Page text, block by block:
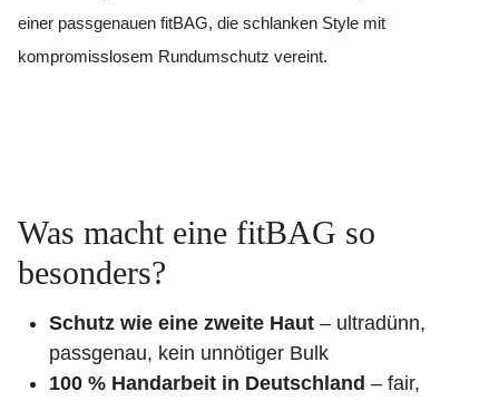
einer passgenauen fitBAG, die schlanken Style mit
kompromisslosem Rundumschutz vereint.
Was macht eine fitBAG so
besonders?
Schutz wie eine zweite Haut – ultradünn,
passgenau, kein unnötiger Bulk
100 % Handarbeit in Deutschland – fair,